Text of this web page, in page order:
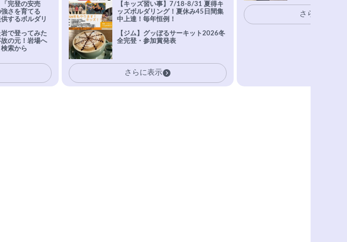
「完登の安売
さを育てる
するボルダリ
岩で登ってみた
の元！岩場へ
索から
【キッズ習い事】7/18-8/31 夏得キ
ッズボルダリング！夏休み45日間集
中上達！毎年恒例！
【ジム】グッぼるサーキット2026冬
全完登・参加賞発表
さらに表示
さらに表示